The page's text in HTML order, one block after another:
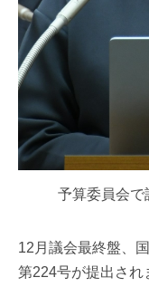
予算委員会で
12月議会最終盤、
第224号が提出され